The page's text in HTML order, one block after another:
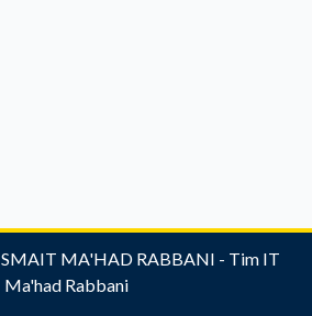
SMAIT MA'HAD RABBANI - Tim IT
Ma'had Rabbani